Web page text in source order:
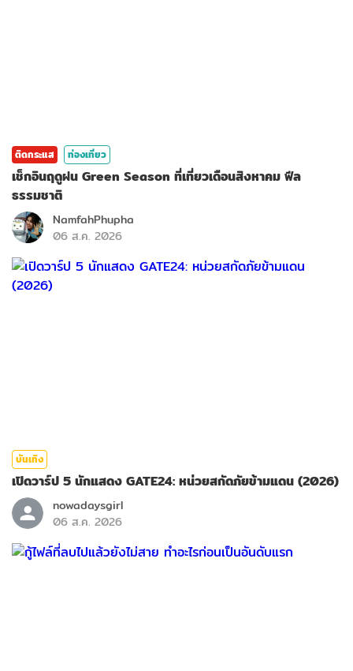
ติดกระแส ท่องเที่ยว
เช็กอินฤดูฝน Green Season ที่เที่ยวเดือนสิงหาคม ฟีล
ธรรมชาติ
NamfahPhupha
06 ส.ค. 2026
บันเทิง
เปิดวาร์ป 5 นักแสดง GATE24: หน่วยสกัดภัยข้ามแดน (2026)
nowadaysgirl
06 ส.ค. 2026